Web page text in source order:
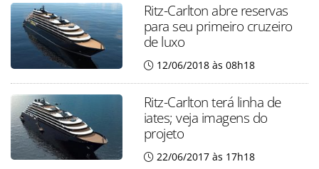
Ritz-Carlton abre reservas
para seu primeiro cruzeiro
de luxo
12/06/2018 às 08h18
Ritz-Carlton terá linha de
iates; veja imagens do
projeto
22/06/2017 às 17h18